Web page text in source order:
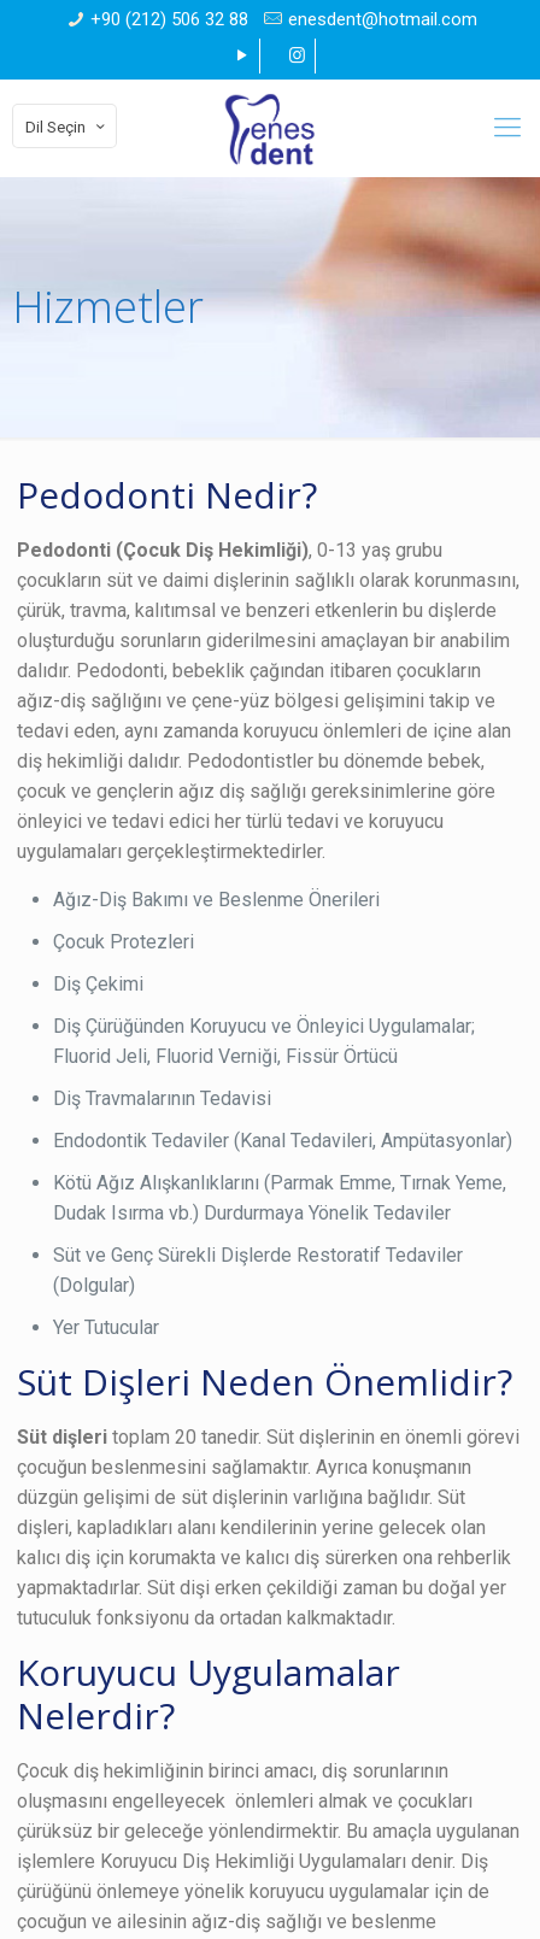
+90 (212) 506 32 88 enesdent@hotmail.com
Dil Seçin
Hizmetler
Pedodonti Nedir?
Pedodonti (Çocuk Diş Hekimliği), 0-13 yaş grubu
çocukların süt ve daimi dişlerinin sağlıklı olarak korunmasını,
çürük, travma, kalıtımsal ve benzeri etkenlerin bu dişlerde
oluşturduğu sorunların giderilmesini amaçlayan bir anabilim
dalıdır. Pedodonti, bebeklik çağından itibaren çocukların
ağız-diş sağlığını ve çene-yüz bölgesi gelişimini takip ve
tedavi eden, aynı zamanda koruyucu önlemleri de içine alan
diş hekimliği dalıdır. Pedodontistler bu dönemde bebek,
çocuk ve gençlerin ağız diş sağlığı gereksinimlerine göre
önleyici ve tedavi edici her türlü tedavi ve koruyucu
uygulamaları gerçekleştirmektedirler.
Ağız-Diş Bakımı ve Beslenme Önerileri
Çocuk Protezleri
Diş Çekimi
Diş Çürüğünden Koruyucu ve Önleyici Uygulamalar;
Fluorid Jeli, Fluorid Verniği, Fissür Örtücü
Diş Travmalarının Tedavisi
Endodontik Tedaviler (Kanal Tedavileri, Ampütasyonlar)
Kötü Ağız Alışkanlıklarını (Parmak Emme, Tırnak Yeme,
Dudak Isırma vb.) Durdurmaya Yönelik Tedaviler
Süt ve Genç Sürekli Dişlerde Restoratif Tedaviler
(Dolgular)
Yer Tutucular
Süt Dişleri Neden Önemlidir?
Süt dişleritoplam 20 tanedir. Süt dişlerinin en önemli görevi
çocuğun beslenmesini sağlamaktır. Ayrıca konuşmanın
düzgün gelişimi de süt dişlerinin varlığına bağlıdır. Süt
dişleri, kapladıkları alanı kendilerinin yerine gelecek olan
kalıcı diş için korumakta ve kalıcı diş sürerken ona rehberlik
yapmaktadırlar. Süt dişi erken çekildiği zaman bu doğal yer
tutuculuk fonksiyonu da ortadan kalkmaktadır.
Koruyucu Uygulamalar
Nelerdir?
Çocuk diş hekimliğinin birinci amacı, diş sorunlarının
oluşmasını engelleyecek önlemleri almak ve çocukları
çürüksüz bir geleceğe yönlendirmektir. Bu amaçla uygulanan
işlemlere Koruyucu Diş Hekimliği Uygulamaları denir. Diş
çürüğünü önlemeye yönelik koruyucu uygulamalar için de
çocuğun ve ailesinin ağız-diş sağlığı ve beslenme